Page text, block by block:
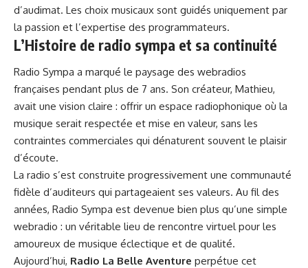
d’audimat. Les choix musicaux sont guidés uniquement par
la passion et l’expertise des programmateurs.
L’Histoire de radio sympa et sa continuité
Radio Sympa a marqué le paysage des webradios
françaises pendant plus de 7 ans. Son créateur, Mathieu,
avait une vision claire : offrir un espace radiophonique où la
musique serait respectée et mise en valeur, sans les
contraintes commerciales qui dénaturent souvent le plaisir
d’écoute.
La radio s’est construite progressivement une communauté
fidèle d’auditeurs qui partageaient ses valeurs. Au fil des
années, Radio Sympa est devenue bien plus qu’une simple
webradio : un véritable lieu de rencontre virtuel pour les
amoureux de musique éclectique et de qualité.
Aujourd’hui, Radio La Belle Aventure perpétue cet